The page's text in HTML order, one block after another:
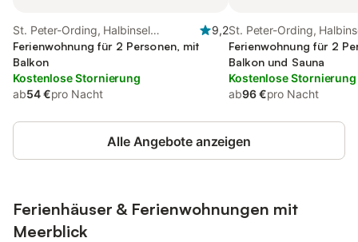
St. Peter-Ording, Halbinsel
Eiderstedt
9,2
Ferienwohnung für 2 Personen, mit
Balkon
Kostenlose Stornierung
ab54 €pro Nacht
St. Peter-Ording,
Eiderstedt
Ferienwohnung für 2
Balkon und Sauna
Kostenlose Stornierung
ab96 €pro Nacht
Alle Angebote anzeigen
Ferienhäuser & Ferienwohnungen mit
Meerblick